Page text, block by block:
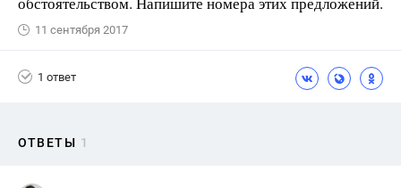
11 сентября 2017
1 ответ
ОТВЕТЫ 1